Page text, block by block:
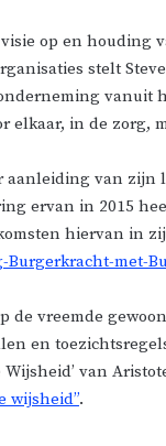
op en houding
stelt
vanuit
elkaar, in de zorg,
van zijn
ervan in 2015
hiervan in
met-
de vreemde
en
Wijsheid’ van
wijsheid”.